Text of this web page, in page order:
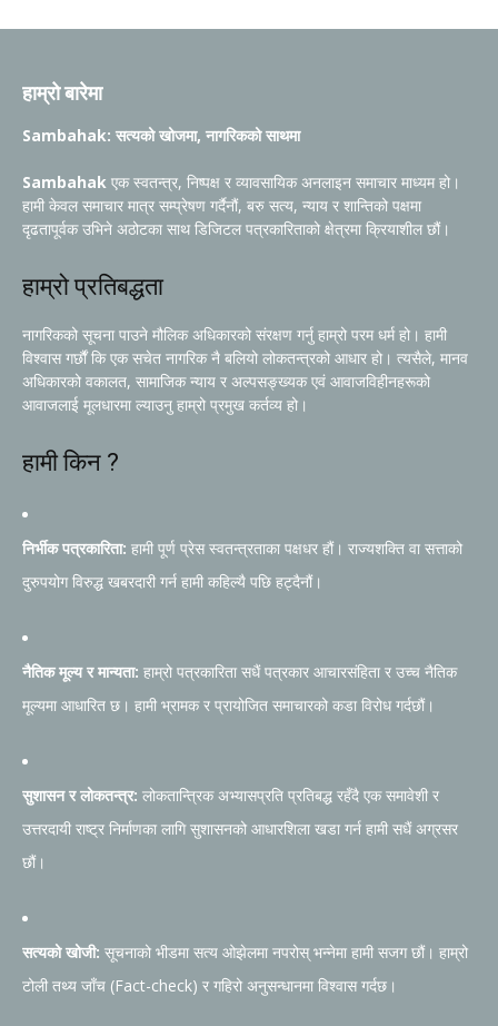
हाम्रो बारेमा
Sambahak: सत्यको खोजमा, नागरिकको साथमा
Sambahak एक स्वतन्त्र, निष्पक्ष र व्यावसायिक अनलाइन समाचार माध्यम हो।
हामी केवल समाचार मात्र सम्प्रेषण गर्दैनौं, बरु सत्य, न्याय र शान्तिको पक्षमा
दृढतापूर्वक उभिने अठोटका साथ डिजिटल पत्रकारिताको क्षेत्रमा क्रियाशील छौं।
हाम्रो प्रतिबद्धता
नागरिकको सूचना पाउने मौलिक अधिकारको संरक्षण गर्नु हाम्रो परम धर्म हो। हामी
विश्वास गर्छौं कि एक सचेत नागरिक नै बलियो लोकतन्त्रको आधार हो। त्यसैले, मानव
अधिकारको वकालत, सामाजिक न्याय र अल्पसङ्ख्यक एवं आवाजविहीनहरूको
आवाजलाई मूलधारमा ल्याउनु हाम्रो प्रमुख कर्तव्य हो।
हामी किन ?
निर्भीक पत्रकारिता: हामी पूर्ण प्रेस स्वतन्त्रताका पक्षधर हौं। राज्यशक्ति वा सत्ताको
दुरुपयोग विरुद्ध खबरदारी गर्न हामी कहिल्यै पछि हट्दैनौं।
नैतिक मूल्य र मान्यता: हाम्रो पत्रकारिता सधैं पत्रकार आचारसंहिता र उच्च नैतिक
मूल्यमा आधारित छ। हामी भ्रामक र प्रायोजित समाचारको कडा विरोध गर्दछौं।
सुशासन र लोकतन्त्र: लोकतान्त्रिक अभ्यासप्रति प्रतिबद्ध रहँदै एक समावेशी र
उत्तरदायी राष्ट्र निर्माणका लागि सुशासनको आधारशिला खडा गर्न हामी सधैं अग्रसर
छौं।
सत्यको खोजी: सूचनाको भीडमा सत्य ओझेलमा नपरोस् भन्नेमा हामी सजग छौं। हाम्रो
टोली तथ्य जाँच (Fact-check) र गहिरो अनुसन्धानमा विश्वास गर्दछ।